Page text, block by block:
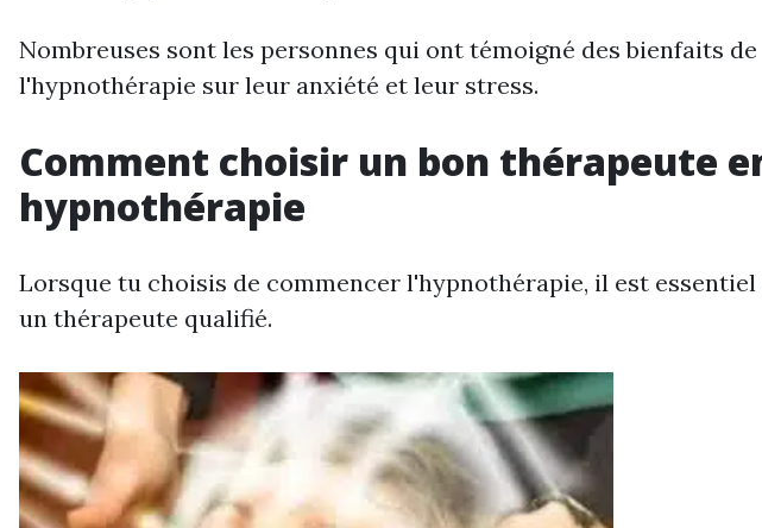
Nombreuses sont les personnes qui ont témoigné des bienfaits de
l'hypnothérapie sur leur anxiété et leur stress.
Comment choisir un bon thérapeute
hypnothérapie
Lorsque tu choisis de commencer l'hypnothérapie, il est
un thérapeute qualifié.